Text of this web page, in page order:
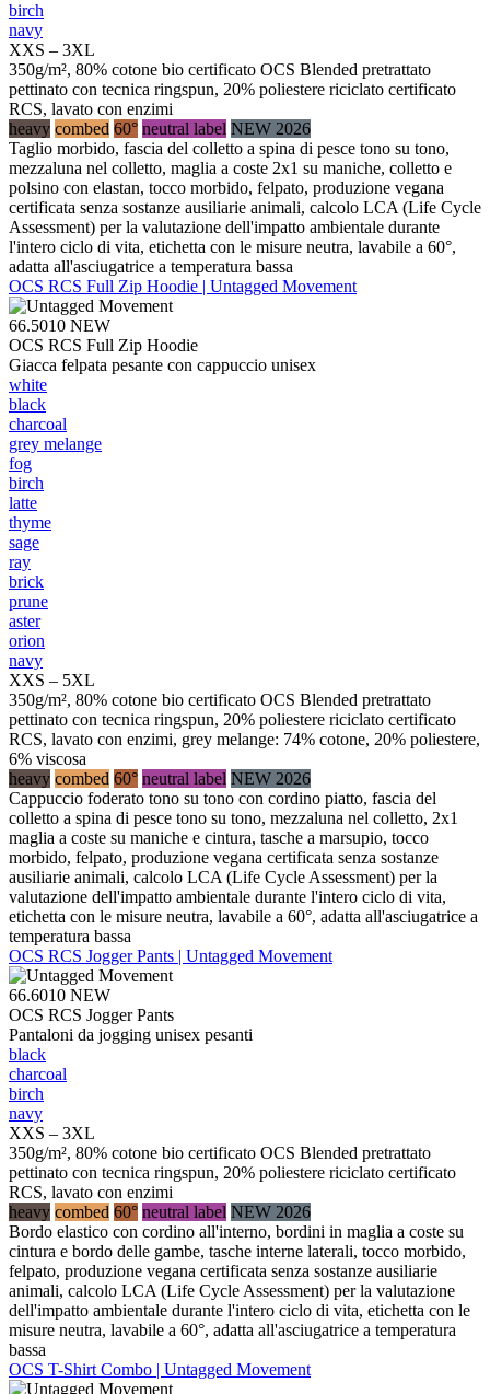
birch
navy
XXS – 3XL
350g/m², 80% cotone bio certificato OCS Blended pretrattato
pettinato con tecnica ringspun, 20% poliestere riciclato certificato
RCS, lavato con enzimi
heavy combed 60° neutral label NEW 2026
Taglio morbido, fascia del colletto a spina di pesce tono su tono,
mezzaluna nel colletto, maglia a coste 2x1 su maniche, colletto e
polsino con elastan, tocco morbido, felpato, produzione vegana
certificata senza sostanze ausiliarie animali, calcolo LCA (Life Cycle
Assessment) per la valutazione dell'impatto ambientale durante
l'intero ciclo di vita, etichetta con le misure neutra, lavabile a 60°,
adatta all'asciugatrice a temperatura bassa
OCS RCS Full Zip Hoodie | Untagged Movement
66.5010 NEW
OCS RCS Full Zip Hoodie
Giacca felpata pesante con cappuccio unisex
white
black
charcoal
grey melange
fog
birch
latte
thyme
sage
ray
brick
prune
aster
orion
navy
XXS – 5XL
350g/m², 80% cotone bio certificato OCS Blended pretrattato
pettinato con tecnica ringspun, 20% poliestere riciclato certificato
RCS, lavato con enzimi, grey melange: 74% cotone, 20% poliestere,
6% viscosa
heavy combed 60° neutral label NEW 2026
Cappuccio foderato tono su tono con cordino piatto, fascia del
colletto a spina di pesce tono su tono, mezzaluna nel colletto, 2x1
maglia a coste su maniche e cintura, tasche a marsupio, tocco
morbido, felpato, produzione vegana certificata senza sostanze
ausiliarie animali, calcolo LCA (Life Cycle Assessment) per la
valutazione dell'impatto ambientale durante l'intero ciclo di vita,
etichetta con le misure neutra, lavabile a 60°, adatta all'asciugatrice a
temperatura bassa
OCS RCS Jogger Pants | Untagged Movement
66.6010 NEW
OCS RCS Jogger Pants
Pantaloni da jogging unisex pesanti
black
charcoal
birch
navy
XXS – 3XL
350g/m², 80% cotone bio certificato OCS Blended pretrattato
pettinato con tecnica ringspun, 20% poliestere riciclato certificato
RCS, lavato con enzimi
heavy combed 60° neutral label NEW 2026
Bordo elastico con cordino all'interno, bordini in maglia a coste su
cintura e bordo delle gambe, tasche interne laterali, tocco morbido,
felpato, produzione vegana certificata senza sostanze ausiliarie
animali, calcolo LCA (Life Cycle Assessment) per la valutazione
dell'impatto ambientale durante l'intero ciclo di vita, etichetta con le
misure neutra, lavabile a 60°, adatta all'asciugatrice a temperatura
bassa
OCS T-Shirt Combo | Untagged Movement